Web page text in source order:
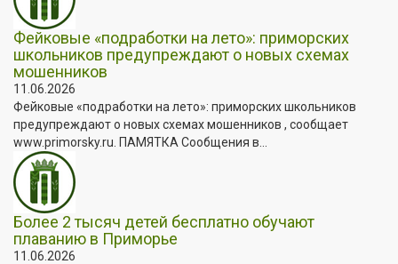
Фейковые «подработки на лето»: приморских
школьников предупреждают о новых схемах
мошенников
11.06.2026
Фейковые «подработки на лето»: приморских школьников
предупреждают о новых схемах мошенников , сообщает
www.primorsky.ru. ПАМЯТКА Сообщения в...
Более 2 тысяч детей бесплатно обучают
плаванию в Приморье
11.06.2026